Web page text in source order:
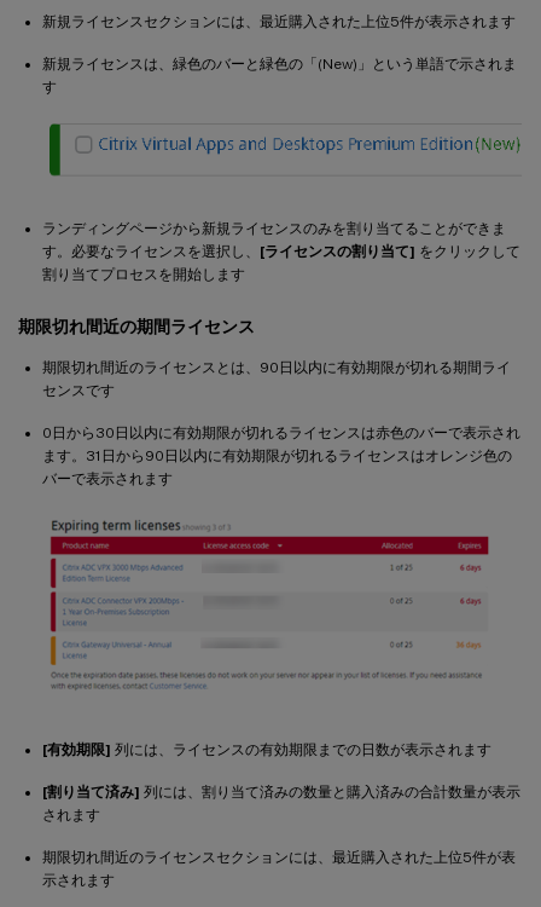
新規ライセンスセクションには、最近購入された上位5件が表示されます
新規ライセンスは、緑色のバーと緑色の「(New)」という単語で示されま
す
ランディングページから新規ライセンスのみを割り当てることができま
す。必要なライセンスを選択し、 [ライセンスの割り当て] をクリックして
割り当てプロセスを開始します
期限切れ間近の期間ライセンス
期限切れ間近のライセンスとは、90日以内に有効期限が切れる期間ライ
センスです
0日から30日以内に有効期限が切れるライセンスは赤色のバーで表示され
ます。31日から90日以内に有効期限が切れるライセンスはオレンジ色の
バーで表示されます
[有効期限] 列には、ライセンスの有効期限までの日数が表示されます
[割り当て済み] 列には、割り当て済みの数量と購入済みの合計数量が表示
されます
期限切れ間近のライセンスセクションには、最近購入された上位5件が表
示されます